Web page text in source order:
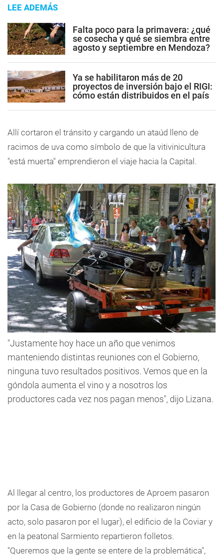
LEE ADEMÁS
Falta poco para la primavera: ¿qué
se cosecha y qué se siembra entre
agosto y septiembre en Mendoza?
Ya se habilitaron más de 20
proyectos de inversión bajo el RIGI:
cómo están distribuidos en el país
Allí cortaron el tránsito y cargando un ataúd lleno de
racimos de uva como símbolo de que la vitivinicultura
"está muerta" emprendieron el viaje hacia la Capital.
"Justamente hoy hace un año que venimos
manteniendo distintas reuniones con el Gobierno,
ninguna tuvo resultados positivos. Vemos que en la
góndola aumenta el vino y a nosotros los
productores cada vez nos pagan menos", dijo Lizana.
Al llegar al centro, los productores de Aproem pasaron
por la Casa de Gobierno (donde no realizaron ningún
acto, solo pasaron por el lugar), el edificio de la Coviar y
en la peatonal Sarmiento repartieron folletos.
"Queremos que la gente se entere de la problemática",